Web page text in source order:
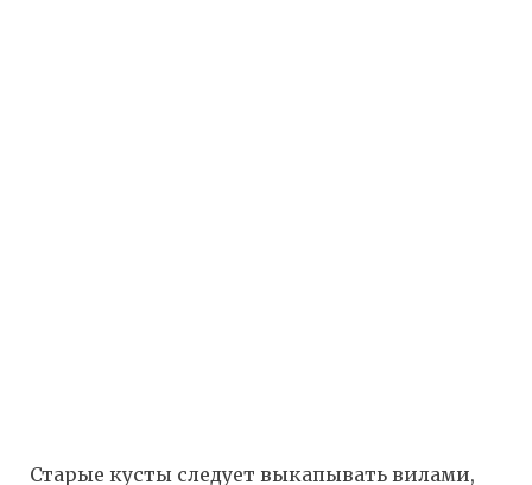
Старые кусты следует выкапывать вилами,